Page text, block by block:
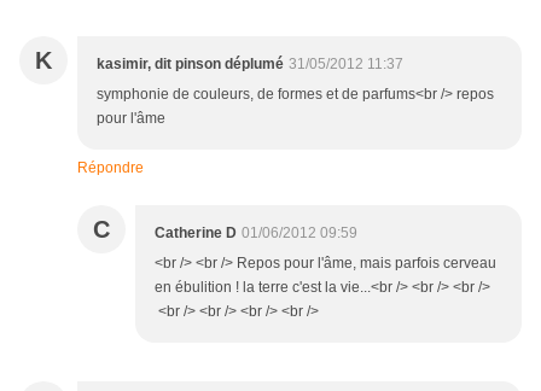
K kasimir, dit pinson déplumé 31/05/2012 11:37
symphonie de couleurs, de formes et de parfums<br /> repos
pour l'âme
Répondre
C Catherine D 01/06/2012 09:59
<br /> <br /> Repos pour l'âme, mais parfois cerveau
en ébulition ! la terre c'est la vie...<br /> <br /> <br />
<br /> <br /> <br /> <br />